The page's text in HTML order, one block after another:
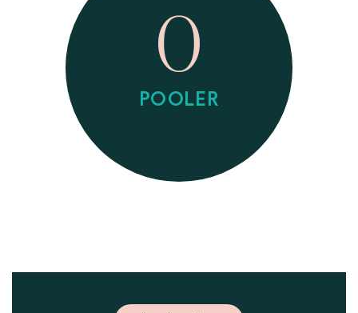
0
POOLER